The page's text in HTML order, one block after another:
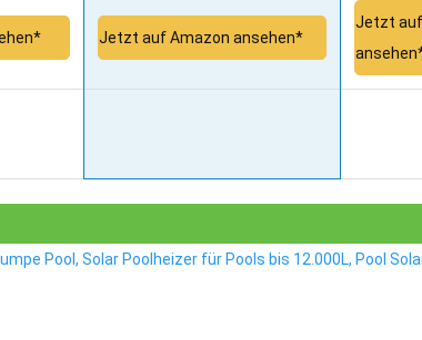
Jetzt auf Amazon ansehen*
Jetzt
Pool, Solar Poolheizer für Pools bis 12.000L, Pool